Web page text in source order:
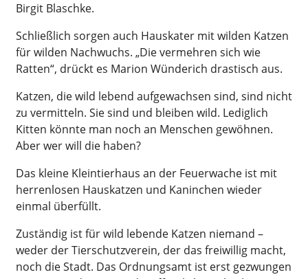
Birgit Blaschke.
Schließlich sorgen auch Hauskater mit wilden Katzen
für wilden Nachwuchs. „Die vermehren sich wie
Ratten“, drückt es Marion Wünderich drastisch aus.
Katzen, die wild lebend aufgewachsen sind, sind nicht
zu vermitteln. Sie sind und bleiben wild. Lediglich
Kitten könnte man noch an Menschen gewöhnen.
Aber wer will die haben?
Das kleine Kleintierhaus an der Feuerwache ist mit
herrenlosen Hauskatzen und Kaninchen wieder
einmal überfüllt.
Zuständig ist für wild lebende Katzen niemand –
weder der Tierschutzverein, der das freiwillig macht,
noch die Stadt. Das Ordnungsamt ist erst gezwungen